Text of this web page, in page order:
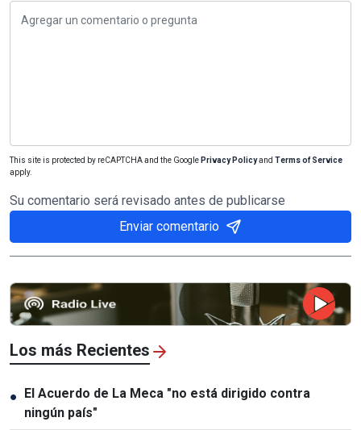
This site is protected by reCAPTCHA and the Google Privacy Policyand Terms of Service
apply.
Su comentario será revisado antes de publicarse
Enviar comentario
Los más Recientes
● El Acuerdo de La Meca "no está dirigido contra
ningún país"